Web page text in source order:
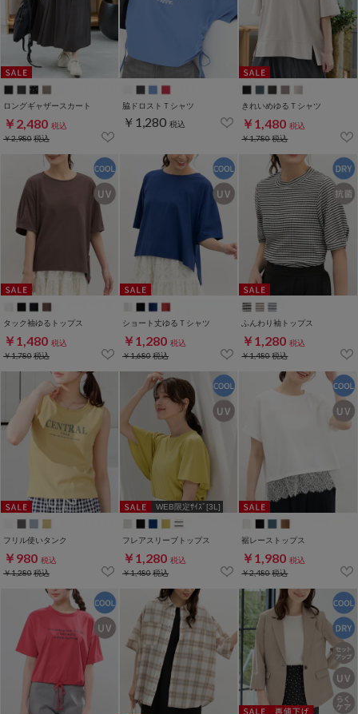
ロングギャザースカート
￥2,480 税込
￥2,980税込
脇ドロストＴシャツ
￥1,280 税込
きれいめゆるＴシャツ
￥1,480 税込
￥1,780税込
タック袖ゆるトップス
￥1,480 税込
￥1,780税込
ショート丈ゆるＴシャツ
￥1,280 税込
￥1,680税込
ふんわり袖トップス
￥1,280 税込
￥1,480税込
フリル使いタンク
￥980 税込
￥1,280税込
WEB限定ｻｲｽﾞ[3L]
フレアスリーブトップス
￥1,280 税込
￥1,480税込
裾レーストップス
￥1,980 税込
￥2,480税込